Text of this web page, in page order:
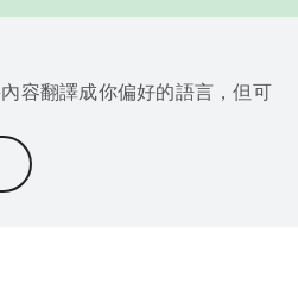
容翻譯成你偏好的語言，但可